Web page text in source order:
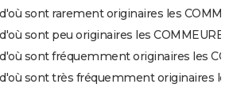
sont rarement originaires les
sont peu originaires les
sont fréquemment originaires les
sont très fréquemment originaires